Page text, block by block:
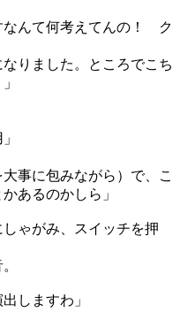
なんて何考えてんの！ ク
りました。ところでこち
事に包みながら）で、こ
あるのかしら」
ゃがみ、スイッチを押
しますわ」